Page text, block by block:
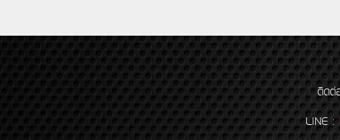
ติดต่
LINE :